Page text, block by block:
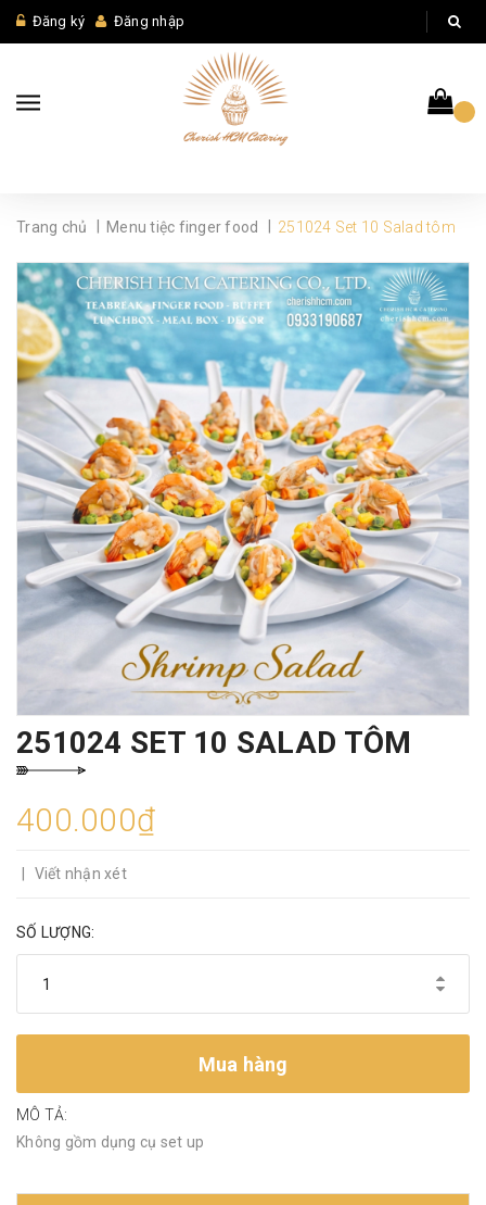
Đăng ký Đăng nhập
Trang chủ Menu tiệc finger food 251024 Set 10 Salad tôm
251024 SET 10 SALAD TÔM
400.000₫
Viết nhận xét
SỐ LƯỢNG:
Mua hàng
MÔ TẢ:
Không gồm dụng cụ set up